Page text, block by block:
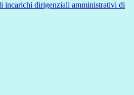
incarichi dirigenziali amministrativi di